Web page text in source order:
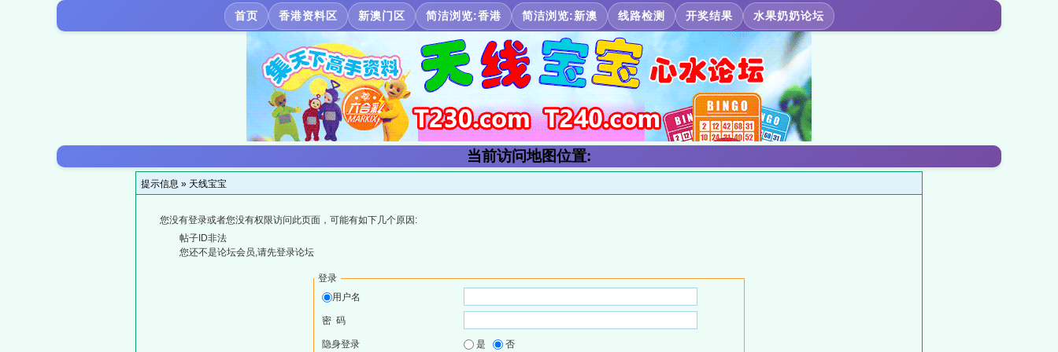
首页 香港资料区 新澳门区 简洁浏览:香港 简洁浏览:新澳 线路检测 开奖结果 水果奶奶论坛
当前访问地图位置:
提示信息 » 天线宝宝
您没有登录或者您没有权限访问此页面，可能有如下几个原因:
帖子ID非法
您还不是论坛会员,请先登录论坛
登录
用户名
密 码
隐身登录 是 否